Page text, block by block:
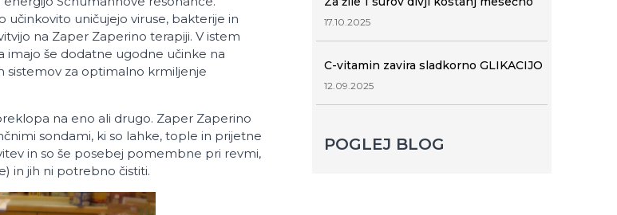
uničujejo viruse, bakterije in
na Zaper Zaperino terapiji. V istem
imajo še dodatne ugodne učinke na
sistemov za optimalno krmiljenje
na eno ali drugo. Zaper Zaperino
sondami, ki so lahke, tople in prijetne
in so še posebej pomembne pri revmi,
in jih ni potrebno čistiti.
17.10.2025
C-vitamin zavira sladkorno GLIKACIJO
12.09.2025
POGLEJ BLOG